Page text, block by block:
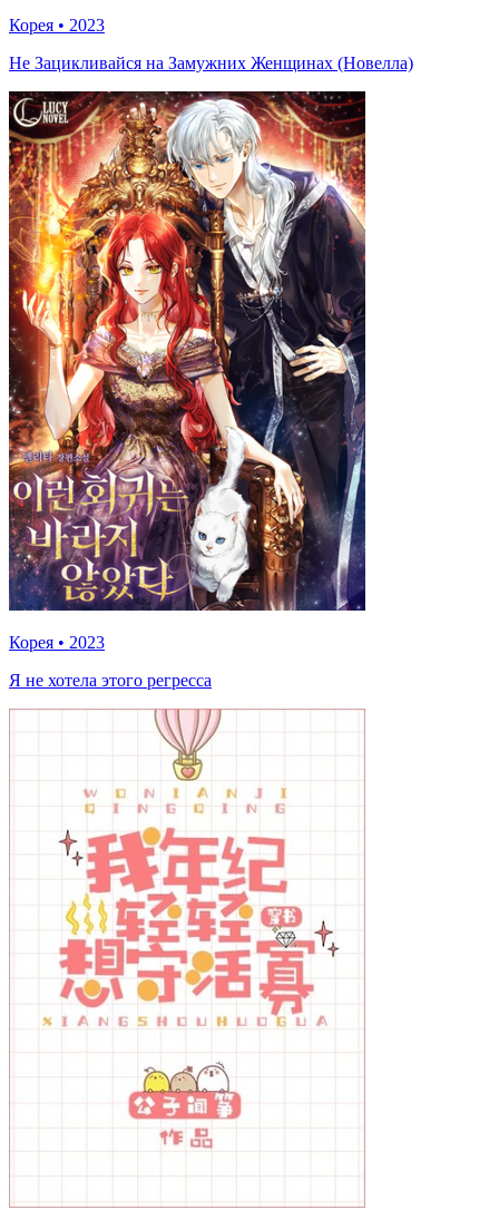
Корея • 2023
Не Зацикливайся на Замужних Женщинах (Новелла)
Корея • 2023
Я не хотела этого регресса